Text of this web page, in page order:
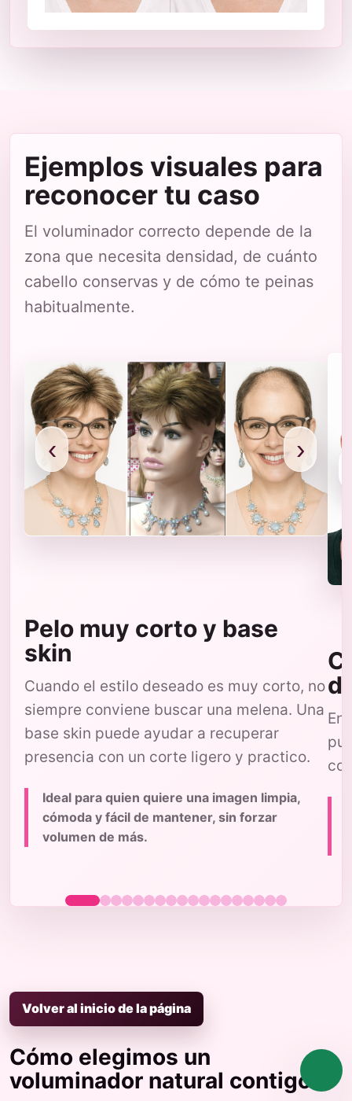
Ejemplos visuales para
reconocer tu caso
El voluminador correcto depende de la
zona que necesita densidad, de cuánto
cabello conservas y de cómo te peinas
habitualmente.
‹ ›
Pelo muy corto y base
skin
Cuando el estilo deseado es muy corto, no
siempre conviene buscar una melena. Una
base skin puede ayudar a recuperar
presencia con un corte ligero y practico.
Ideal para quien quiere una imagen limpia,
cómoda y fácil de mantener, sin forzar
volumen de más.
En
Volver al inicio de la página
Cómo elegimos un
voluminador natural contigo